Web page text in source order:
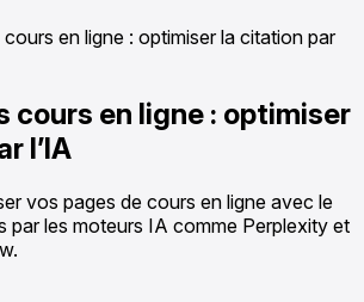
cours en ligne : optimiser la citation par
cours en ligne : optimiser
l’IA
vos pages de cours en ligne avec le
par les moteurs IA comme Perplexity et